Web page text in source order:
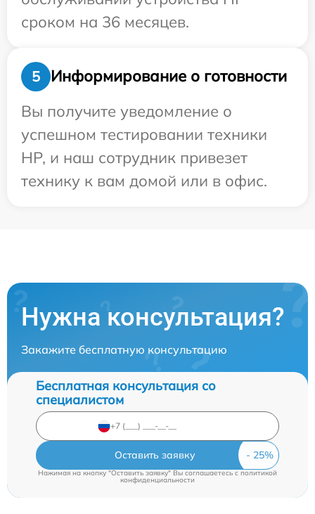
сроком на 36 месяцев.
5
Информирование о готовности
Вы получите уведомление о
успешном тестировании техники
HP, и наш сотрудник привезет
технику к вам домой или в офис.
Нужна консультация?
Закажите бесплатную консультацию
Бесплатная консультация со
специалистом
Оставить заявку
Нажимая на кнопку "Оставить заявку" Вы соглашаетесь cполитикой
конфиденциальности